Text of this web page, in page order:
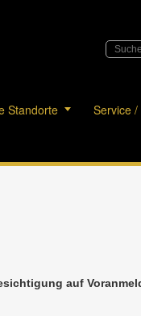
Standorte Service
auf